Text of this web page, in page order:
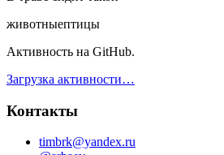
животныептицы
Активность на GitHub.
Загрузка активности…
Контакты
timbrk@yandex.ru